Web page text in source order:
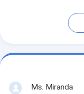
Ms. Miranda